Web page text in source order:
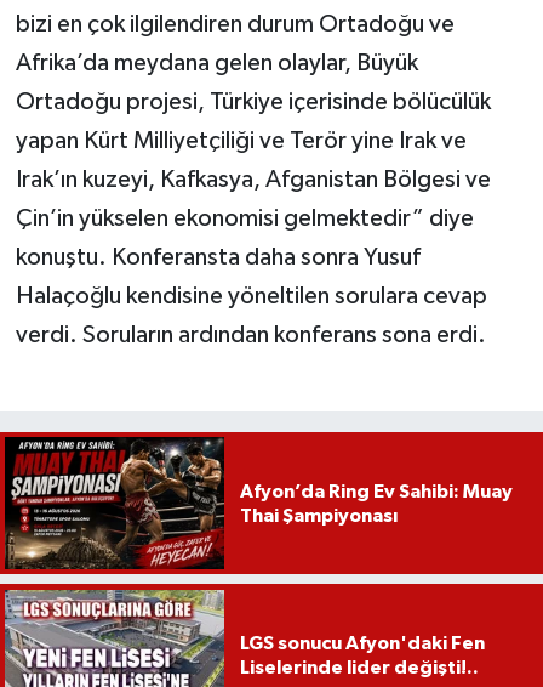
bizi en çok ilgilendiren durum Ortadoğu ve
Afrika’da meydana gelen olaylar, Büyük
Ortadoğu projesi, Türkiye içerisinde bölücülük
yapan Kürt Milliyetçiliği ve Terör yine Irak ve
Irak’ın kuzeyi, Kafkasya, Afganistan Bölgesi ve
Çin’in yükselen ekonomisi gelmektedir” diye
konuştu. Konferansta daha sonra Yusuf
Halaçoğlu kendisine yöneltilen sorulara cevap
verdi. Soruların ardından konferans sona erdi.
Afyon’da Ring Ev Sahibi: Muay
Thai Şampiyonası
LGS sonucu Afyon'daki Fen
Liselerinde lider değişti!..